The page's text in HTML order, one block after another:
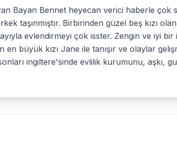
Bayan Bennet heyecan verici haberle çok
taşınmıştır. Birbirinden güzel beş kızı
evlendirmeyi çok isster. Zengin ve iyi
en büyük kızı Jane ile tanışır ve olaylar
ingiltere'sinde evlilik kurumunu, aşkı,